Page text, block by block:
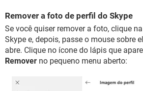
Remover a foto de perfil do Skype
Se você quiser remover a foto, clique
Skype e, depois, passe o mouse sobre
abre. Clique no ícone do lápis que
Remover no pequeno menu aberto: